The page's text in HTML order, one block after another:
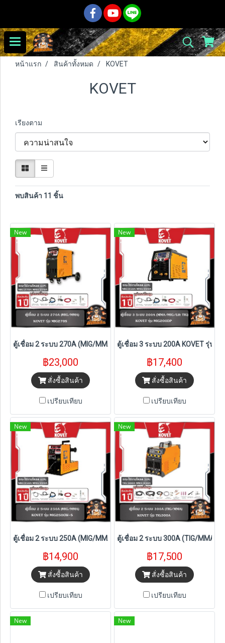
หน้าแรก สินค้าทั้งหมด KOVET
KOVET
เรียงตาม
พบสินค้า 11 ชิ้น
New
ตู้เชื่อม 2 ระบบ 270A (MIG/MMA) KOVET รุ่น MIG270S
฿23,000
สั่งซื้อสินค้า
เปรียบเทียบ
New
ตู้เชื่อม 3 ระบบ 200A KOVET รุ่น
฿17,400
สั่งซื้อสินค้า
เปรียบเทียบ
New
ตู้เชื่อม 2 ระบบ 250A (MIG/MMA) KOVET รุ่น MIG250GW-S
฿14,900
สั่งซื้อสินค้า
เปรียบเทียบ
New
ตู้เชื่อม 2 ระบบ 300A (TIG/MMA)
฿17,500
สั่งซื้อสินค้า
เปรียบเทียบ
New New